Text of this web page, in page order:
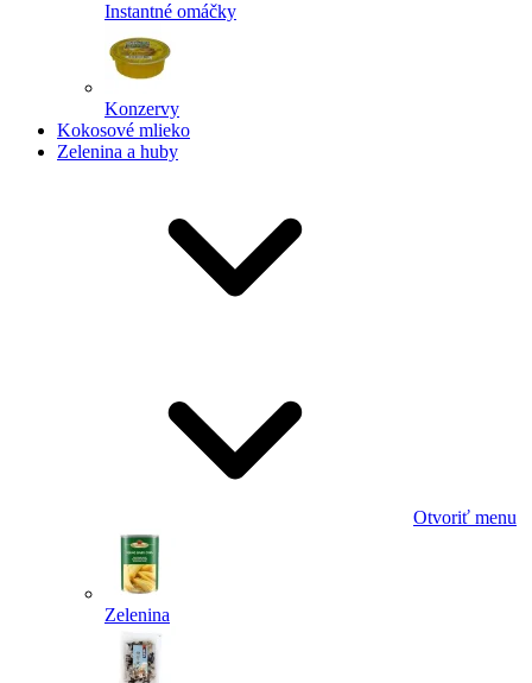
Instantné omáčky
Konzervy
Kokosové mlieko
Zelenina a huby
Otvoriť menu
Zelenina